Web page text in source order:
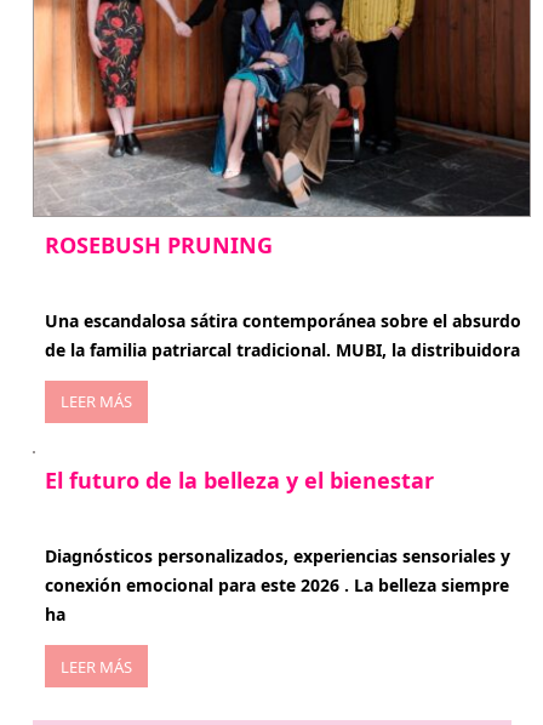
ROSEBUSH PRUNING
Una escandalosa sátira contemporánea sobre el absurdo
de la familia patriarcal tradicional. MUBI, la distribuidora
LEER MÁS
El futuro de la belleza y el bienestar
Diagnósticos personalizados, experiencias sensoriales y
conexión emocional para este 2026 . La belleza siempre
ha
LEER MÁS